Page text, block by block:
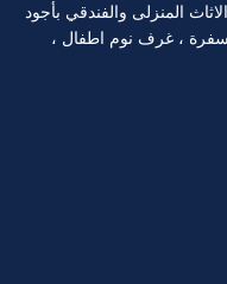
المنزلى والفندقي بأجود
سفرة ، غرف نوم اطفال ،